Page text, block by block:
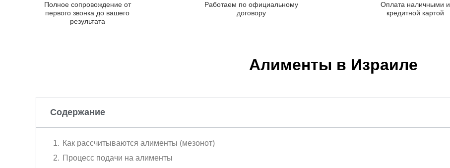
Полное сопровождение от
первого звонка до вашего
результата
Работаем по официальному
договору
Оплата наличными и
кредитной картой
Алименты в Израиле
Содержание
Как рассчитываются алименты (мезонот)
Процесс подачи на алименты